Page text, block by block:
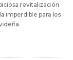
revitalización
imperdible para los